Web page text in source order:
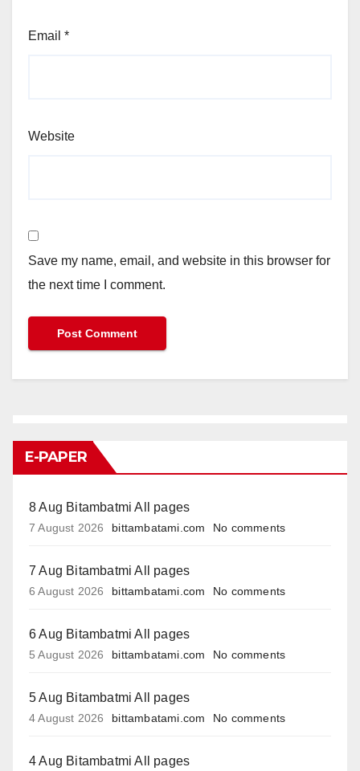
Email *
Website
Save my name, email, and website in this browser for
the next time I comment.
E-PAPER
8 Aug Bitambatmi All pages
7 August 2026 bittambatami.com No comments
7 Aug Bitambatmi All pages
6 August 2026 bittambatami.com No comments
6 Aug Bitambatmi All pages
5 August 2026 bittambatami.com No comments
5 Aug Bitambatmi All pages
4 August 2026 bittambatami.com No comments
4 Aug Bitambatmi All pages